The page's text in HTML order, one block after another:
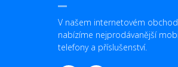
V našem internetovém
nabízíme nejprodávanější
telefony a příslušenství.